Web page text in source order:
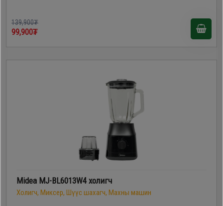
139,900₮
99,900₮
Midea MJ-BL6013W4 холигч
Холигч, Миксер, Шүүс шахагч, Махны машин